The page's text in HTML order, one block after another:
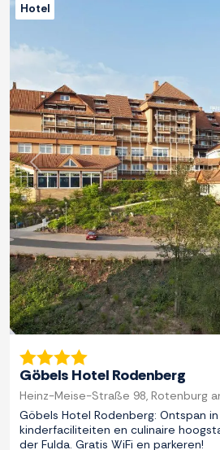
Previous
Hotel
Göbels Hotel Rodenberg
Heinz-Meise-Straße 98, Rotenburg
Göbels Hotel Rodenberg: Ontspan
kinderfaciliteiten en culinaire
der Fulda. Gratis WiFi en parkeren!